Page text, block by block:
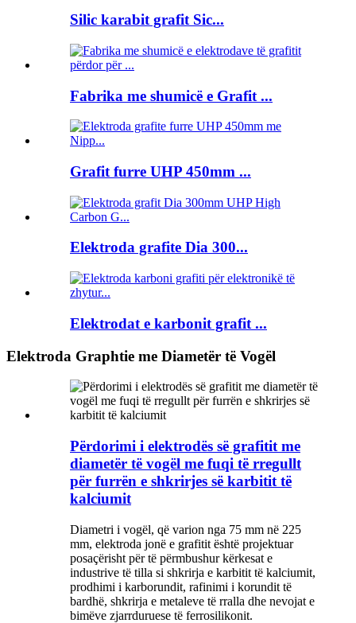
Silic karabit grafit Sic...
Fabrika me shumicë e Grafit ...
Grafit furre UHP 450mm ...
Elektroda grafite Dia 300...
Elektrodat e karbonit grafit ...
Elektroda Graphtie me Diametër të Vogël
Përdorimi i elektrodës së grafitit me
diametër të vogël me fuqi të rregullt
për furrën e shkrirjes së karbitit të
kalciumit
Diametri i vogël, që varion nga 75 mm në 225
mm, elektroda jonë e grafitit është projektuar
posaçërisht për të përmbushur kërkesat e
industrive të tilla si shkrirja e karbitit të kalciumit,
prodhimi i karborundit, rafinimi i korundit të
bardhë, shkrirja e metaleve të rralla dhe nevojat e
bimëve zjarrduruese të ferrosilikonit.